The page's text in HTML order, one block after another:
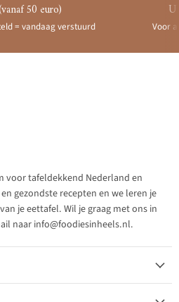
50 euro)
= vandaag verstuurd Voor
voor tafeldekkend Nederland en
gezondste recepten en we leren je
je eettafel. Wil je graag met ons in
naar info@foodiesinheels.nl.